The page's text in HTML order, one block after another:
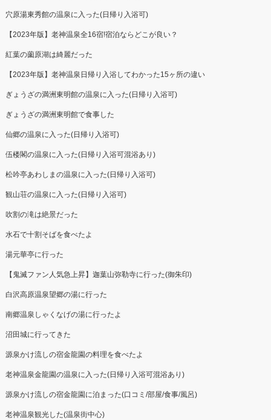
穴原湯東秀館の温泉に入った(日帰り入浴可)
【2023年版】老神温泉全16宿!宿泊ならどこが良い？
紅葉の薗原湖は綺麗だった
【2023年版】老神温泉日帰り入浴してわかった15ヶ所の違い
ぎょうざの満洲東明館の温泉に入った(日帰り入浴可)
ぎょうざの満洲東明館で食事した
仙郷の温泉に入った(日帰り入浴可)
伍楼閣の温泉に入った(日帰り入浴可混浴あり)
松吟亭あわしまの温泉に入った(日帰り入浴可)
観山荘の温泉に入った(日帰り入浴可)
吹割の滝は絶景だった
水石で十割そばを食べたよ
湯元華亭に行った
【鬼滅ファン人気急上昇】迦葉山弥勒寺に行った(御朱印)
白沢高原温泉望郷の湯に行った
南郷温泉しゃくなげの湯に行ったよ
沼田城に行ってきた
源泉かけ流しの宿金龍園の料理を食べたよ
老神温泉金龍園の温泉に入った(日帰り入浴可混浴あり)
源泉かけ流しの宿金龍園に泊まった(口コミ/部屋/食事/風呂)
老神温泉観光した(温泉街中心)